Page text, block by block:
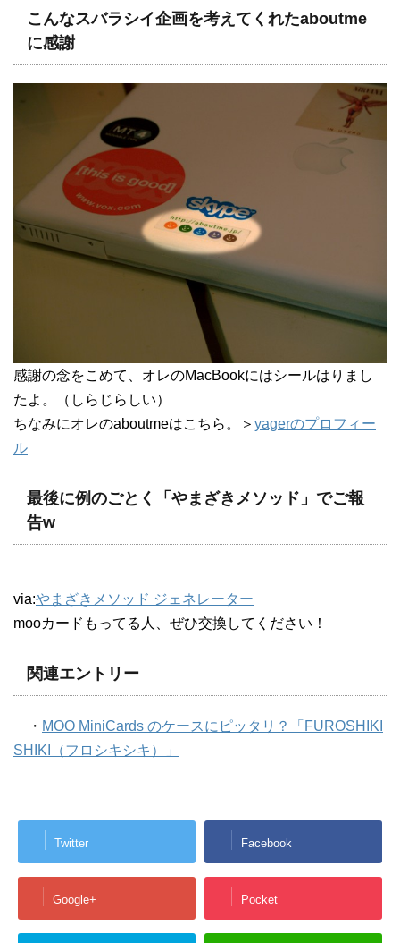
こんなスバラシイ企画を考えてくれたaboutme
に感謝
感謝の念をこめて、オレのMacBookにはシールはりまし
たよ。（しらじらしい）
ちなみにオレのaboutmeはこちら。＞ yagerのプロフィー
ル
最後に例のごとく「やまざきメソッド」でご報
告w
via:やまざきメソッド ジェネレーター
mooカードもってる人、ぜひ交換してください！
関連エントリー
・ MOO MiniCards のケースにピッタリ？「FUROSHIKI
SHIKI（フロシキシキ）」
Twitter Facebook
Google+ Pocket